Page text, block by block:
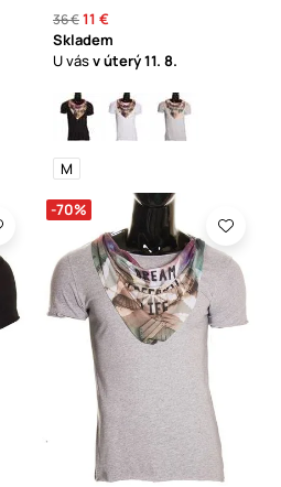
36 €11 €
Skladem
U vásv úterý11. 8.
M
-70%